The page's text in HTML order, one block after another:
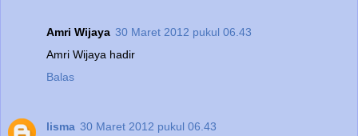
Amri Wijaya 30 Maret 2012 pukul 06.43
Amri Wijaya hadir
Balas
lisma 30 Maret 2012 pukul 06.43